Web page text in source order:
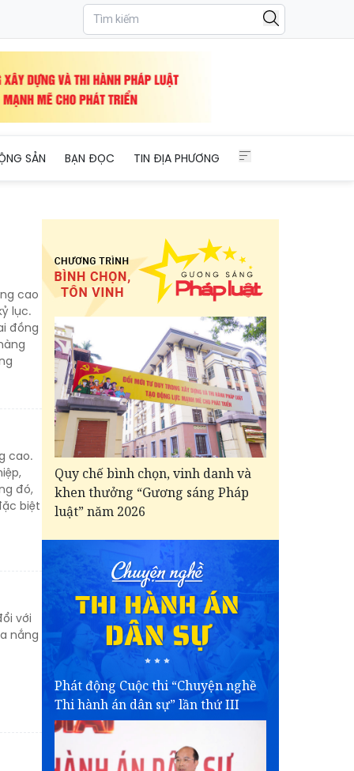
SẢN BẠN ĐỌC TIN ĐỊA PHƯƠNG
cao
lục.
đồng
cao.
đó,
biệt
với
nắng
Quy chế bình chọn, vinh danh và
khen thưởng “Gương sáng Pháp
luật” năm 2026
Phát động Cuộc thi “Chuyện nghề
Thi hành án dân sự” lần thứ III